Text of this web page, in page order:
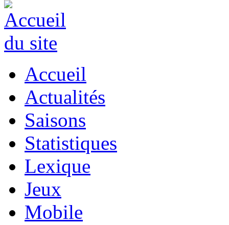
Accueil
Actualités
Saisons
Statistiques
Lexique
Jeux
Mobile